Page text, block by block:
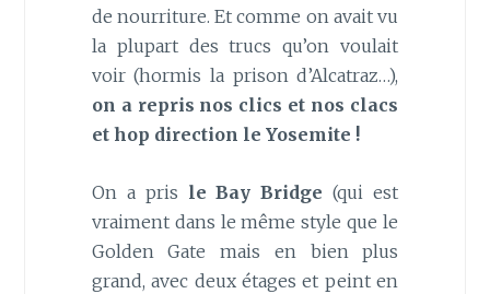
de nourriture. Et comme on avait vu
la plupart des trucs qu’on voulait
voir (hormis la prison d’Alcatraz…),
on a repris nos clics et nos clacs
et hop direction le Yosemite !
On a pris le Bay Bridge (qui est
vraiment dans le même style que le
Golden Gate mais en bien plus
grand, avec deux étages et peint en